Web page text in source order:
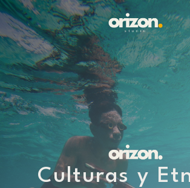
Culturas y